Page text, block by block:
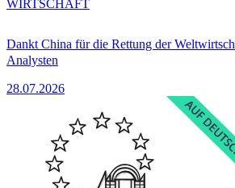
Dankt China für die Rettung der
Analysten
28.07.2026
WIRTSCHAFT